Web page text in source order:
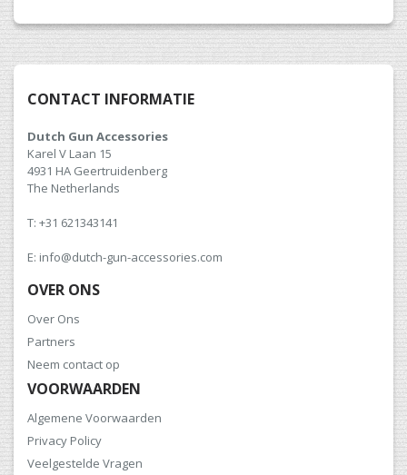
CONTACT INFORMATIE
Dutch Gun Accessories
Karel V Laan 15
4931 HA Geertruidenberg
The Netherlands
T: +31 621343141
E: info@dutch-gun-accessories.com
OVER ONS
Over Ons
Partners
Neem contact op
VOORWAARDEN
Algemene Voorwaarden
Privacy Policy
Veelgestelde Vragen